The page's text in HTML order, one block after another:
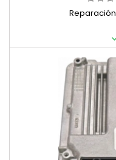
Reparación